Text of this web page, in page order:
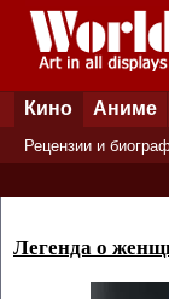
Кино Аниме
Рецензии и
Легенда о